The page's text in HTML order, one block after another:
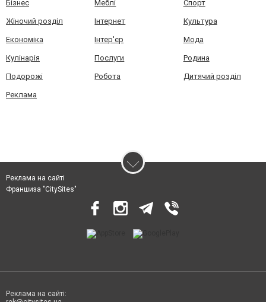
Бізнес Меблі Спорт
Жіночий розділ Інтернет Культура
Економіка Інтер'єр Мода
Кулінарія Послуги Родина
Подорожі Робота Дитячий розділ
Реклама
Реклама на сайті
Франшиза "CitySites"
Реклама на сайті: